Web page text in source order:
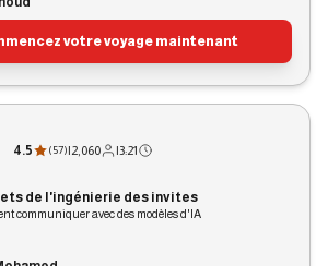
votre voyage maintenant
4.5 (57)|2,060 |3:21
de l'ingénierie des invites
communiquer avec des modèles d'IA